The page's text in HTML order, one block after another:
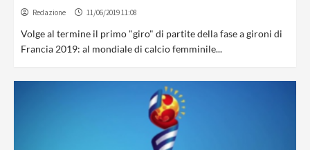
Redazione 11/06/2019 11:08
Volge al termine il primo "giro" di partite della fase a gironi di
Francia 2019: al mondiale di calcio femminile...